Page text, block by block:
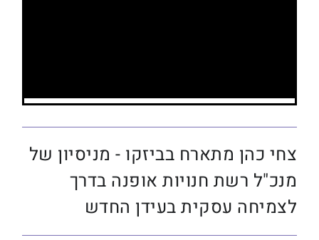
צחי כהן מתארח בביזקו - מניסיון של
מנכ"ל רשת חנויות אופנה בדרך
לצמיחה עסקית בעידן החדש